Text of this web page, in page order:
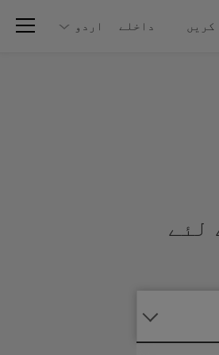
کریں داخلے اردو
لئے